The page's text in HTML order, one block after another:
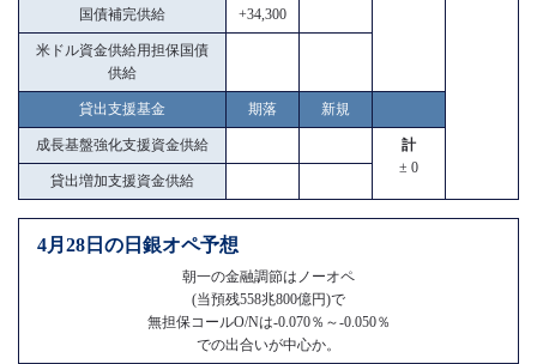
国債補完供給 +34,300
米ドル資金供給用担保国債
供給
貸出支援基金 期落 新規
成長基盤強化支援資金供給
計
± 0
貸出増加支援資金供給
4月28日の日銀オペ予想
朝一の金融調節はノーオペ
(当預残558兆800億円)で
無担保コールO/Nは-0.070％～-0.050％
での出合いが中心か。